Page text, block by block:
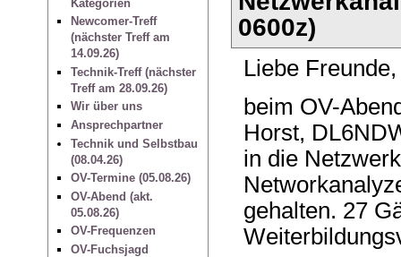
Kategorien
Newcomer-Treff
(nächster Treff am
14.09.26)
Technik-Treff (nächster
Treff am 28.09.26)
Wir über uns
Ansprechpartner
Technik und Selbstbau
(08.04.26)
OV-Termine (05.08.26)
OV-Abend (akt.
05.08.26)
OV-Frequenzen
OV-Fuchsjagd
0600z)
Liebe Freunde,
beim OV-
Horst,
in die
gehalten. 27